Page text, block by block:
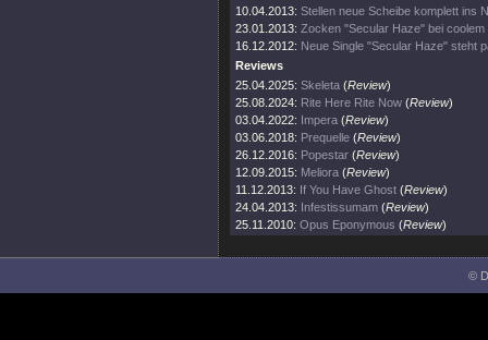
10.04.2013: Stellen neue Scheibe komplett ins
23.01.2013: Zocken "Secular Haze" bei coolem
16.12.2012: Neue Single "Secular Haze" steht
Reviews
25.04.2025: Skeleta (Review)
25.08.2024: Rite Here Rite Now (Review)
03.04.2022: Impera (Review)
03.06.2018: Prequelle (Review)
26.12.2016: Popestar (Review)
12.09.2015: Meliora (Review)
11.12.2013: If You Have Ghost (Review)
24.04.2013: Infestissumam (Review)
25.11.2010: Opus Eponymous (Review)
©